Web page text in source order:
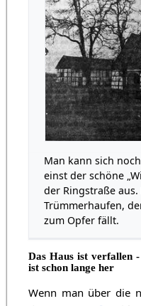
Man kann sich
einst der schöne
der Ringstraße
Trümmerhaufen,
zum Opfer fällt.
Das Haus ist verfallen
ist schon lange her
Wenn man über die